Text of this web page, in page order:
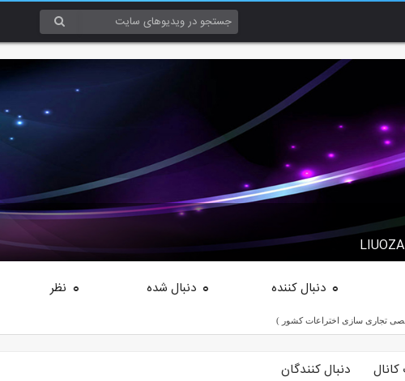
0 دنبال کننده 0 دنبال شده 0 نظر
تجاری سازی اختراعات کشور )
دنبال کنندگان